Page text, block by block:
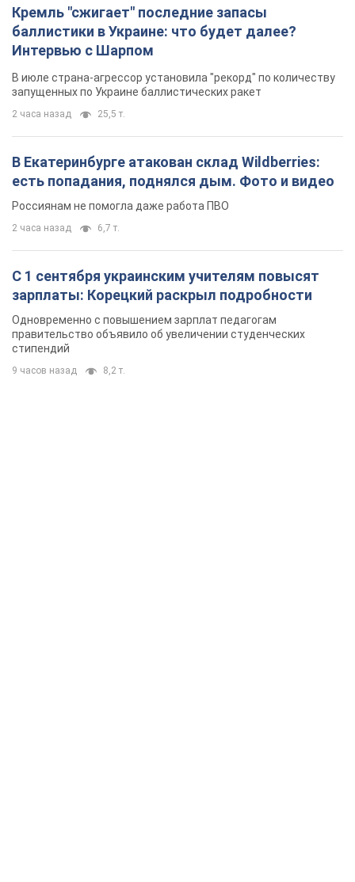
Кремль "сжигает" последние запасы
баллистики в Украине: что будет далее?
Интервью с Шарпом
В июле страна-агрессор установила "рекорд" по количеству
запущенных по Украине баллистических ракет
2 часа назад 25,5 т.
В Екатеринбурге атакован склад Wildberries:
есть попадания, поднялся дым. Фото и видео
Россиянам не помогла даже работа ПВО
2 часа назад 6,7 т.
С 1 сентября украинским учителям повысят
зарплаты: Корецкий раскрыл подробности
Одновременно с повышением зарплат педагогам
правительство объявило об увеличении студенческих
стипендий
9 часов назад 8,2 т.